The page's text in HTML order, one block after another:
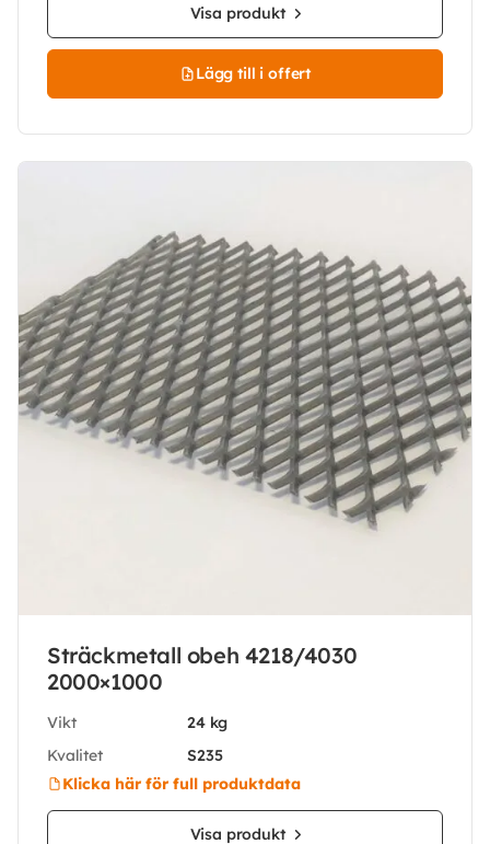
Visa produkt
Lägg till i offert
Sträckmetall obeh 4218/4030
2000×1000
Vikt
24 kg
Kvalitet
S235
Klicka här för full produktdata
Visa produkt